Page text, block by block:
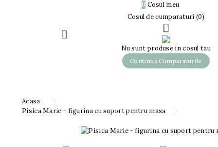

0 Cosul meu
Cosul de cumparaturi (0)

Nu sunt produse in cosul tau
Continua Cumparaturile
Acasa
Pisica Marie - figurina cu suport pentru masa